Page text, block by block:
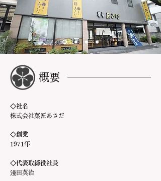
概要
◇社名
株式会社菓匠あさだ
◇創業
1971年
◇代表取締役社長
淺田英治